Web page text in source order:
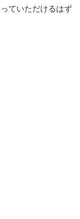
ていただけるはず